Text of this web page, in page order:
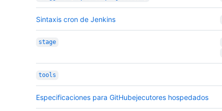
Sintaxis cron de Jenkins
stage
tools
Especificaciones para GitHubejecutores hospedados